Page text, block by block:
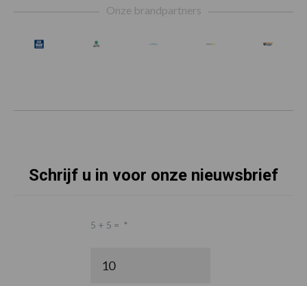
Onze brandpartners
Schrijf u in voor onze nieuwsbrief
5 + 5 = *